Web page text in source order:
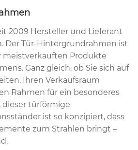
2009 Hersteller und Lieferant
Der Tür-Hintergrundrahmen ist
meistverkauften Produkte
Ganz gleich, ob Sie sich auf
Ihren Verkaufsraum
Rahmen für ein besonderes
dieser türförmige
ist so konzipiert, dass
zum Strahlen bringt –